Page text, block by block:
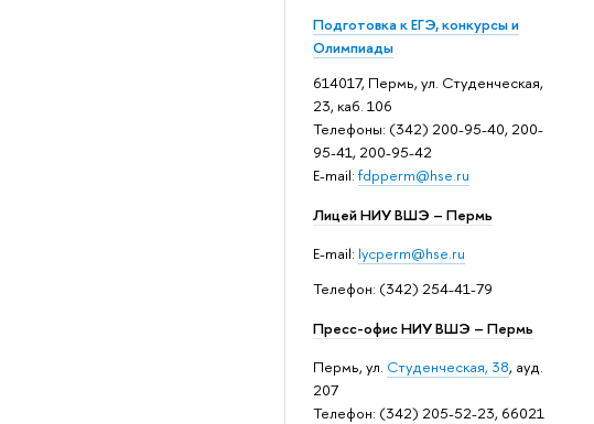
Подготовка к ЕГЭ, конкурсы и
Олимпиады
614017, Пермь, ул. Студенческая,
23, каб. 106
Телефоны: (342) 200-95-40, 200-
95-41, 200-95-42
E-mail: fdpperm@hse.ru
Лицей НИУ ВШЭ – Пермь
E-mail: lycperm@hse.ru
Телефон: (342) 254-41-79
Пресс-офис НИУ ВШЭ – Пермь
Пермь, ул. Студенческая, 38, ауд.
207
Телефон: (342) 205-52-23, 66021